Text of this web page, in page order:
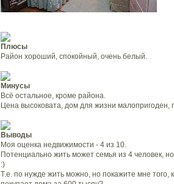
Плюсы
Район хороший, спокойный, очень белый.
Минусы
Всё остальное, кроме района.
Цена высоковата, дом для жизни малопригоден,
Выводы
Моя оценка недвижимости - 4 из 10.
Потенциально жить может семья из 4 человек,
:)
Т.е. по нужде жить можно, но покажите мне того,